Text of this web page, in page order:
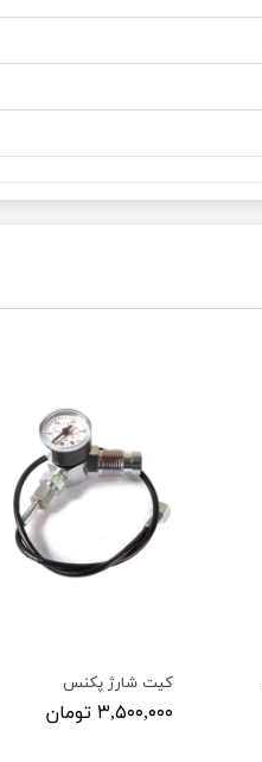
کیت شارژ پکنس
۳,۵۰۰,۰۰۰ تومان